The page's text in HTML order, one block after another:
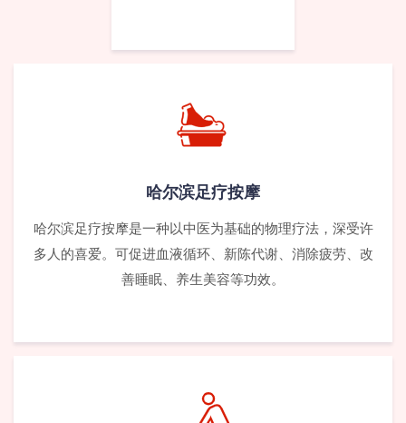
哈尔滨足疗按摩
哈尔滨足疗按摩是一种以中医为基础的物理疗法，深受许
多人的喜爱。可促进血液循环、新陈代谢、消除疲劳、改
善睡眠、养生美容等功效。